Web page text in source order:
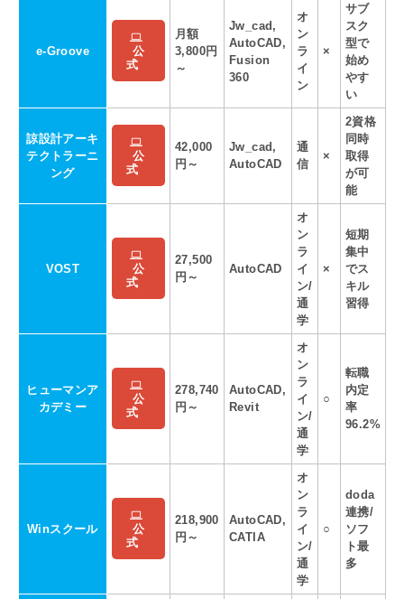
e-Groove
公
式
月額
3,800円
～
Jw_cad,
AutoCAD,
Fusion
360
オ
ン
ラ
イ
ン
×
サブ
スク
型で
始め
やす
い
諒設計アーキ
テクトラーニ
ング
公
式
42,000
円～
Jw_cad,
AutoCAD
通
信
×
2資格
同時
取得
が可
能
VOST
公
式
27,500
円～
AutoCAD
オ
ン
ラ
イ
ン/
通
学
×
短期
集中
でス
キル
習得
ヒューマンア
カデミー
公
式
278,740
円～
AutoCAD,
Revit
オ
ン
ラ
イ
ン/
通
学
○
転職
内定
率
96.2%
Winスクール
公
式
218,900
円～
AutoCAD,
CATIA
オ
ン
ラ
イ
ン/
通
学
○
doda
連携/
ソフ
ト最
多